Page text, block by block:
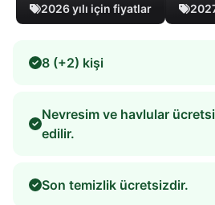
2026 yılı için fiyatlar
8 (+2) kişi
Nevresim ve havlular
edilir.
Son temizlik ücretsizdir.